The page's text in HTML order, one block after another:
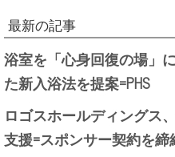
最新の記事
浴室を「心身回復の場」
た新入浴法を提案=PHS
ロゴスホールディングス
支援=スポンサー契約を締